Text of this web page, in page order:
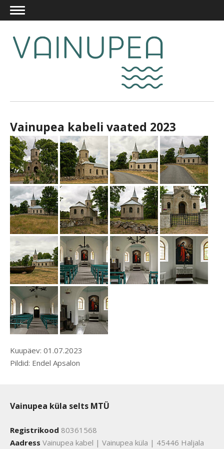
Vainupea kabeli vaated 2023
Kuupäev: 01.07.2023
Pildid: Endel Apsalon
Vainupea küla selts MTÜ
Registrikood 80361568
Aadress Vainupea kabel | Vainupea küla | 45446 Haljala